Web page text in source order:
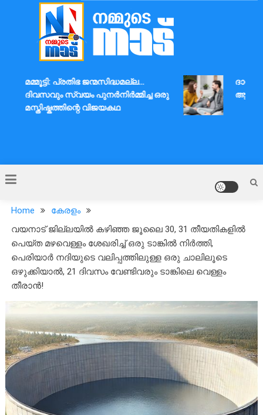
മമ്മൂട്ടി: പ്രതിഭ ജന്മസിദ്ധമല്ല…
ദിവസവും സ്വയം പുനർനിർമ്മിച്ച ഒരു
മസ്തിഷ്കത്തിന്റെ വിജയകഥ
Home
കേരളം
വയനാട് ജില്ലയിൽ കഴിഞ്ഞ ജൂലൈ 30, 31 തീയതികളിൽ
പെയ്ത മഴവെള്ളം ശേഖരിച്ച് ഒരു ടാങ്കിൽ നിർത്തി,
പെരിയാർ നദിയുടെ വലിപ്പത്തിലുള്ള ഒരു ചാലിലൂടെ
ഒഴുക്കിയാൽ, 21 ദിവസം വേണ്ടിവരും ടാങ്കിലെ വെള്ളം
തീരാൻ!